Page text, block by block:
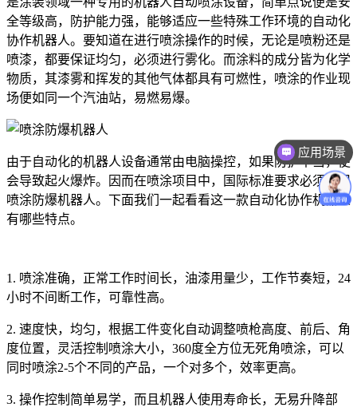
全等级高，防护能力强，能够适应一些特殊工作环境的自动化
协作机器人。要知道在进行喷涂操作的时候，无论是喷粉还是
喷漆，都要保证均匀，必须进行雾化。而涂料的成分皆为化学
物质，其漆雾和挥发的其他气体都具有可燃性，喷涂的作业现
场便如同一个汽油站，易燃易爆。
由于自动化的机器人设备通常由电脑操控，如果防护不当，便
会导致起火爆炸。因而在喷涂项目中，国际标准要求必须使用
喷涂防爆机器人。下面我们一起看看这一款自动化协作机器人
有哪些特点。
1. 喷涂准确，正常工作时间长，油漆用量少，工作节奏短，24
小时不间断工作，可靠性高。
2. 速度快，均匀，根据工件变化自动调整喷枪高度、前后、角
度位置，灵活控制喷涂大小，360度全方位无死角喷涂，可以
同时喷涂2-5个不同的产品，一个对多个，效率更高。
3. 操作控制简单易学，而且机器人使用寿命长，无易升降部
价格咨询